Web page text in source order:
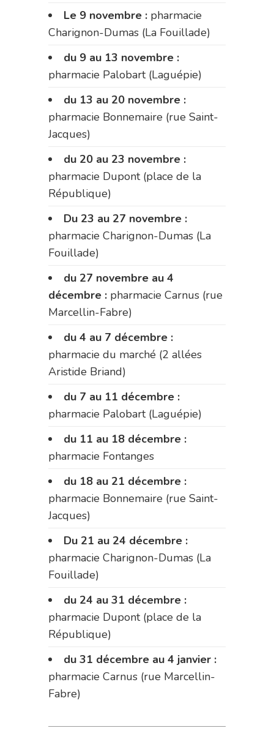
Le 9 novembre : pharmacie
Charignon-Dumas (La Fouillade)
du 9 au 13 novembre :
pharmacie Palobart (Laguépie)
du 13 au 20 novembre :
pharmacie Bonnemaire (rue Saint-
Jacques)
du 20 au 23 novembre :
pharmacie Dupont (place de la
République)
Du 23 au 27 novembre :
pharmacie Charignon-Dumas (La
Fouillade)
du 27 novembre au 4
décembre : pharmacie Carnus (rue
Marcellin-Fabre)
du 4 au 7 décembre :
pharmacie du marché (2 allées
Aristide Briand)
du 7 au 11 décembre :
pharmacie Palobart (Laguépie)
du 11 au 18 décembre :
pharmacie Fontanges
du 18 au 21 décembre :
pharmacie Bonnemaire (rue Saint-
Jacques)
Du 21 au 24 décembre :
pharmacie Charignon-Dumas (La
Fouillade)
du 24 au 31 décembre :
pharmacie Dupont (place de la
République)
du 31 décembre au 4 janvier :
pharmacie Carnus (rue Marcellin-
Fabre)